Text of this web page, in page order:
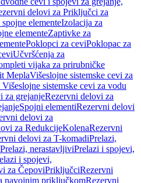
delovi za Priključci za
elementeIzolacija za
elementeZaptivke za
Poklopci za ceviPoklopac za
Učvršćenja za
vijaka za prirubničke
MeplaVišeslojne sistemske cevi za
sistemske cevi za vodu
za grejanjeRezervni delovi za
Spojni elementiRezervni delovi
delovi za
za RedukcijeKolenaRezervni
delovi za T-komadiPrelazi,
nerastavljiviPrelazi i spojevi,
i spojevi,
za ČepoviPriključciRezervni
navojnim priključkomRezervni